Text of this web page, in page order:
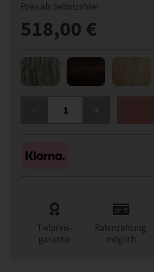
Preis als Selbstzahler
518,00 €
Tiefpreis-
garantie
Ratenzahlung
möglich